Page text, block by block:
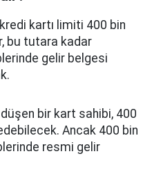
kartı limiti 400 bin
bu tutara kadar
gelir belgesi
bir kart sahibi, 400
Ancak 400 bin
resmi gelir